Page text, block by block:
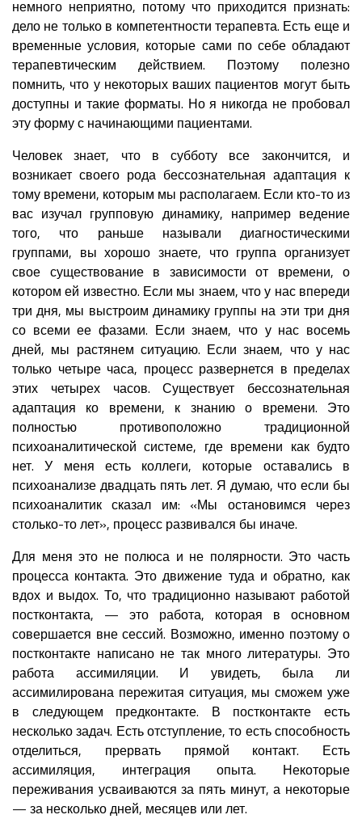
немного неприятно, потому что приходится признать:
дело не только в компетентности терапевта. Есть еще и
временные условия, которые сами по себе обладают
терапевтическим действием. Поэтому полезно
помнить, что у некоторых ваших пациентов могут быть
доступны и такие форматы. Но я никогда не пробовал
эту форму с начинающими пациентами.
Человек знает, что в субботу все закончится, и
возникает своего рода бессознательная адаптация к
тому времени, которым мы располагаем. Если кто-то из
вас изучал групповую динамику, например ведение
того, что раньше называли диагностическими
группами, вы хорошо знаете, что группа организует
свое существование в зависимости от времени, о
котором ей известно. Если мы знаем, что у нас впереди
три дня, мы выстроим динамику группы на эти три дня
со всеми ее фазами. Если знаем, что у нас восемь
дней, мы растянем ситуацию. Если знаем, что у нас
только четыре часа, процесс развернется в пределах
этих четырех часов. Существует бессознательная
адаптация ко времени, к знанию о времени. Это
полностью противоположно традиционной
психоаналитической системе, где времени как будто
нет. У меня есть коллеги, которые оставались в
психоанализе двадцать пять лет. Я думаю, что если бы
психоаналитик сказал им: «Мы остановимся через
столько-то лет», процесс развивался бы иначе.
Для меня это не полюса и не полярности. Это часть
процесса контакта. Это движение туда и обратно, как
вдох и выдох. То, что традиционно называют работой
постконтакта, — это работа, которая в основном
совершается вне сессий. Возможно, именно поэтому о
постконтакте написано не так много литературы. Это
работа ассимиляции. И увидеть, была ли
ассимилирована пережитая ситуация, мы сможем уже
в следующем предконтакте. В постконтакте есть
несколько задач. Есть отступление, то есть способность
отделиться, прервать прямой контакт. Есть
ассимиляция, интеграция опыта. Некоторые
переживания усваиваются за пять минут, а некоторые
— за несколько дней, месяцев или лет.